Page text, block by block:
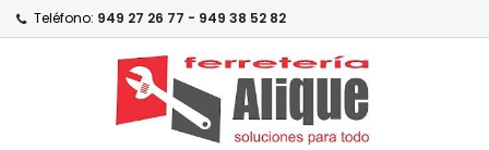
Teléfono: 949 27 26 77 - 949 38 52 82